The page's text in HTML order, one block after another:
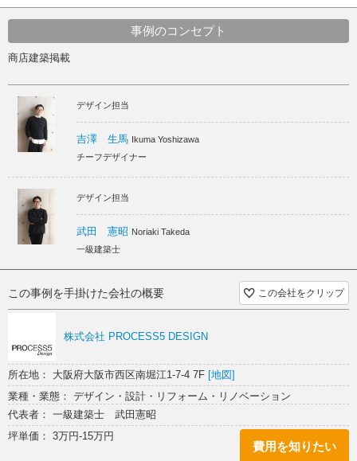
可愛い 内装 かわいい 内装
ナチュラル スケルトン
手作り スケルトン
かわいい スケルトン ラフ スケルトン
事例のコンセプト
商店建築掲載
デザイン担当
吉澤 生馬 Ikuma Yoshizawa
チーフデザイナー
デザイン担当
武田 憲昭 Noriaki Takeda
一級建築士
この事例を手掛けた会社の概要 この会社をクリップ
株式会社 PROCESS5 DESIGN
所在地： 大阪府大阪市西区南堀江1-7-4 7F [地図]
業種・業態： デザイン・設計・リフォーム・リノベーション
代表者： 一級建築士 武田憲昭
坪単価： 3万円-15万円
費用を知りたい